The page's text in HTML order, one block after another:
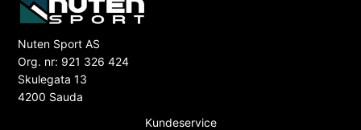
Nuten Sport AS
Org. nr: 921 326 424
Skulegata 13
4200 Sauda
Kundeservice